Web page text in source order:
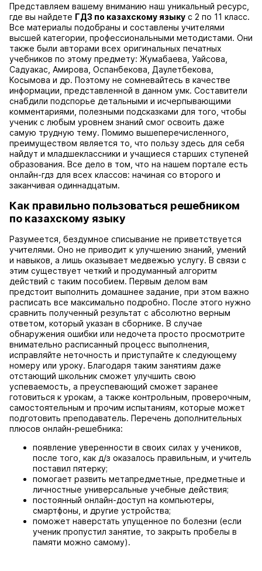
Представляем вашему вниманию наш уникальный ресурс,
где вы найдете ГДЗ по казахскому языку с 2 по 11 класс.
Все материалы подобраны и составлены учителями
высшей категории, профессиональными методистами. Они
также были авторами всех оригинальных печатных
учебников по этому предмету: Жумабаева, Уайсова,
Садуакас, Амирова, Оспанбекова, Даулетбекова,
Косымова и др. Поэтому не сомневайтесь в качестве
информации, представленной в данном умк. Составители
снабдили подспорье детальными и исчерпывающими
комментариями, полезными подсказками для того, чтобы
ученик с любым уровнем знаний смог освоить даже
самую трудную тему. Помимо вышеперечисленного,
преимуществом является то, что пользу здесь для себя
найдут и младшеклассники и учащиеся старших ступеней
образования. Все дело в том, что на нашем портале есть
онлайн-гдз для всех классов: начиная со второго и
заканчивая одиннадцатым.
Как правильно пользоваться решебником
по казахскому языку
Разумеется, бездумное списывание не приветствуется
учителями. Оно не приводит к улучшению знаний, умений
и навыков, а лишь оказывает медвежью услугу. В связи с
этим существует четкий и продуманный алгоритм
действий с таким пособием. Первым делом вам
предстоит выполнить домашнее задание, при этом важно
расписать все максимально подробно. После этого нужно
сравнить полученный результат с абсолютно верным
ответом, который указан в сборнике. В случае
обнаружения ошибки или недочета просто просмотрите
внимательно расписанный процесс выполнения,
исправляйте неточность и приступайте к следующему
номеру или уроку. Благодаря таким занятиям даже
отстающий школьник сможет улучшить свою
успеваемость, а преуспевающий сможет заранее
готовиться к урокам, а также контрольным, проверочным,
самостоятельным и прочим испытаниям, которые может
подготовить преподаватель. Перечень дополнительных
плюсов онлайн-решебника:
появление уверенности в своих силах у учеников,
после того, как д/з оказалось правильным, и учитель
поставил пятерку;
помогает развить метапредметные, предметные и
личностные универсальные учебные действия;
постоянный онлайн-доступ на компьютеры,
смартфоны, и другие устройства;
поможет наверстать упущенное по болезни (если
ученик пропустил занятие, то закрыть пробелы в
памяти можно самому).